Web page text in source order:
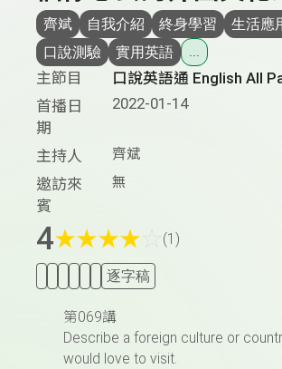
齊斌 自我介紹 終身學習
生活應
口說測驗
實用英語 ...
主節目
口說英語通 English All
首播日
期
2022-01-14
主持人 齊斌
邀訪來
賓
無
4★★★★ (1)
逐字稿
第069講
Describe a foreign culture or
would love to visit.